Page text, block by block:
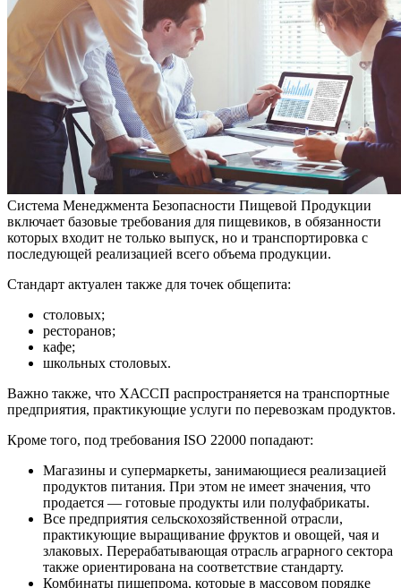
Система Менеджмента Безопасности Пищевой Продукции
включает базовые требования для пищевиков, в обязанности
которых входит не только выпуск, но и транспортировка с
последующей реализацией всего объема продукции.
Стандарт актуален также для точек общепита:
столовых;
ресторанов;
кафе;
школьных столовых.
Важно также, что ХАССП распространяется на транспортные
предприятия, практикующие услуги по перевозкам продуктов.
Кроме того, под требования ISO 22000 попадают:
Магазины и супермаркеты, занимающиеся реализацией
продуктов питания. При этом не имеет значения, что
продается — готовые продукты или полуфабрикаты.
Все предприятия сельскохозяйственной отрасли,
практикующие выращивание фруктов и овощей, чая и
злаковых. Перерабатывающая отрасль аграрного сектора
также ориентирована на соответствие стандарту.
Комбинаты пищепрома, которые в массовом порядке